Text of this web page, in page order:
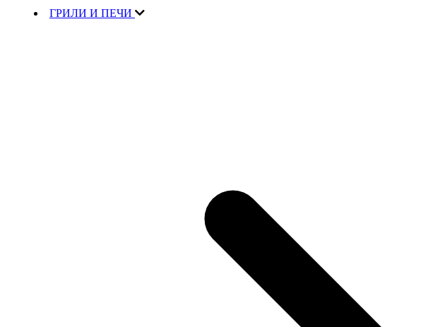
ГРИЛИ И ПЕЧИ